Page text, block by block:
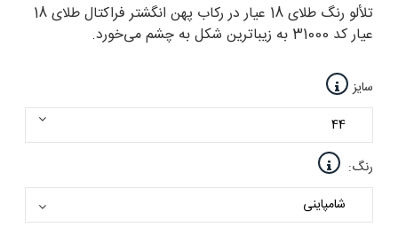
تلألو رنگ طلای 18 عیار در رکاب پهن انگشتر فراکتال طلای 18
عیار کد 31000 به زیباترین شکل به چشم می‌خورد.
سایز
رنگ: